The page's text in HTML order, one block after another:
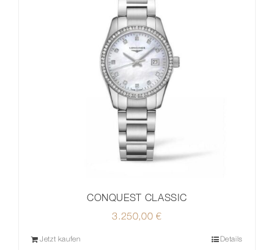
CONQUEST CLASSIC
3.250,00€
Jetzt kaufen Details